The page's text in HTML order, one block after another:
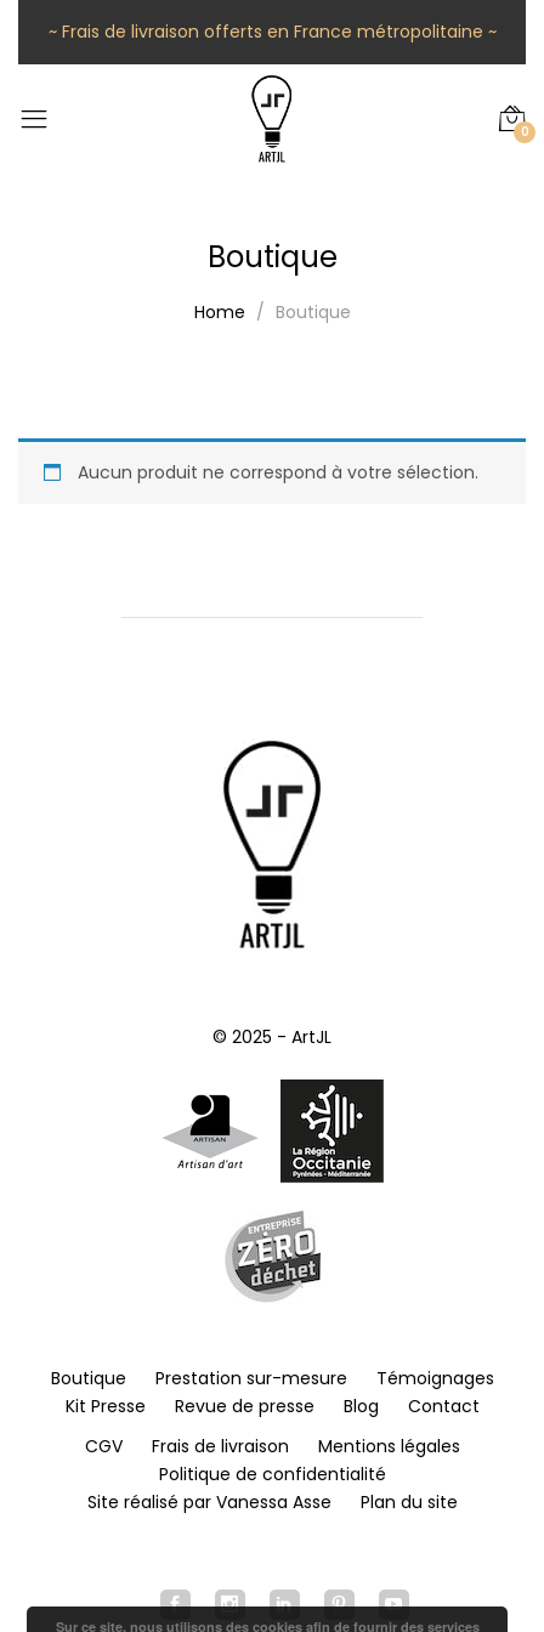
~ Frais de livraison offerts en France métropolitaine ~
0
Boutique
Home Boutique
Aucun produit ne correspond à votre sélection.
© 2025 - ArtJL
Boutique Prestation sur-mesure
Témoignages
Kit Presse
Revue de presse Blog
Contact
CGV
Frais de livraison
Mentions légales
Politique de confidentialité
Site réalisé par Vanessa Asse
Plan du site
Sur ce site, nous utilisons des cookies afin de fournir des services